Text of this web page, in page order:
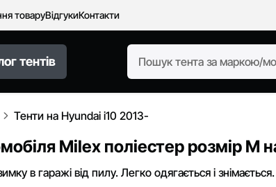
товаруВідгукиКонтакти
тентів
Тенти на Hyundai i10 2013-
Milex поліестер розмір M
в гаражі від пилу. Легко одягається і